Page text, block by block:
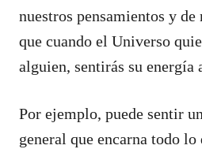
nuestros pensamientos y
que cuando el Universo
alguien, sentirás su energía
Por ejemplo, puede sentir
general que encarna todo lo